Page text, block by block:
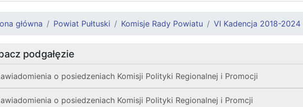
główna Powiat Pułtuski Komisje Rady Powiatu VI Kadencja 2018-2024
podgałęzie
o posiedzeniach Komisji Polityki Regionalnej i Promocji
o posiedzeniach Komisji Polityki Regionalnej i Promcji